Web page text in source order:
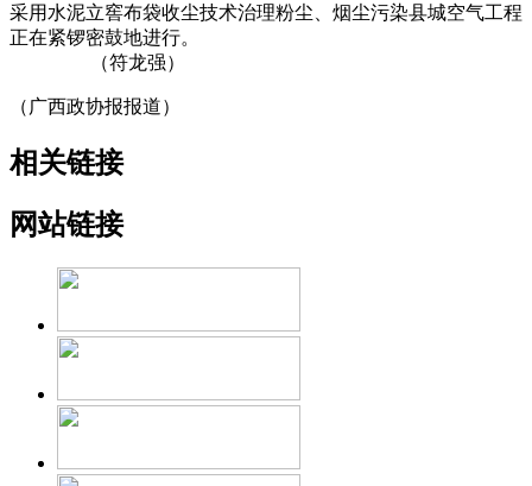
采用水泥立窖布袋收尘技术治理粉尘、烟尘污染县城空气工程
正在紧锣密鼓地进行。
（符龙强）
（广西政协报报道）
相关链接
网站链接